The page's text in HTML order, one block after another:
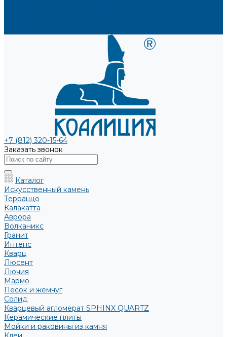
+7 (812) 320-15-64
Заказать звонок
Каталог
Искусственный камень
Терраццо
Калакатта
Аврора
Волканикс
Гранит
Интенс
Кварц
Люсент
Лючия
Мармо
Песок и жемчуг
Солид
Кварцевый агломерат SPHINX QUARTZ
Керамические плиты
Мойки и раковины из камня